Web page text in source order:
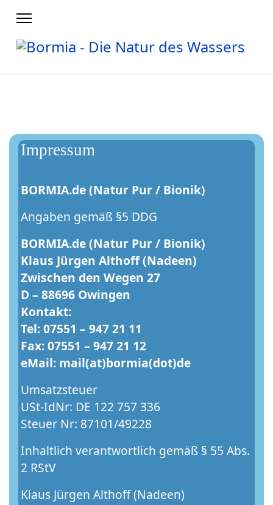
Impressum
BORMIA.de (Natur Pur / Bionik)
Angaben gemäß §5 DDG
BORMIA.de (Natur Pur / Bionik)
Klaus Jürgen Althoff (Nadeen)
Zwischen den Wegen 27
D – 88696 Owingen
Kontakt:
Tel: 07551 – 947 21 11
Fax: 07551 – 947 21 12
eMail: mail(at)bormia(dot)de
Umsatzsteuer
USt-IdNr: DE 122 757 336
Steuer Nr: 87101/49228
Inhaltlich verantwortlich gemäß § 55 Abs.
2 RStV
Klaus Jürgen Althoff (Nadeen)